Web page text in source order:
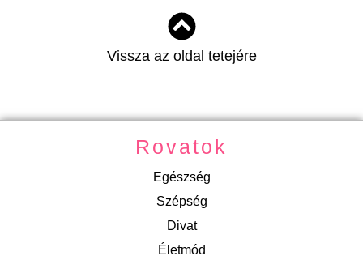
Vissza az oldal tetejére
Rovatok
Egészség
Szépség
Divat
Életmód